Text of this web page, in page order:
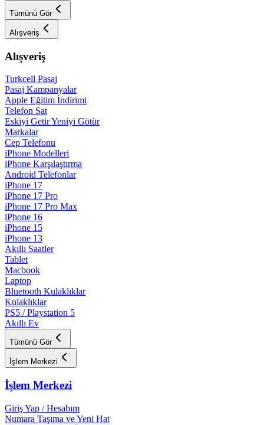
Tümünü Gör
Alışveriş
Alışveriş
Turkcell Pasaj
Pasaj Kampanyalar
Apple Eğitim İndirimi
Telefon Sat
Eskiyi Getir Yeniyi Götür
Markalar
Cep Telefonu
iPhone Modelleri
iPhone Karşılaştırma
Android Telefonlar
iPhone 17
iPhone 17 Pro
iPhone 17 Pro Max
iPhone 16
iPhone 15
iPhone 13
Akıllı Saatler
Tablet
Macbook
Laptop
Bluetooth Kulaklıklar
Kulaklıklar
PS5 / Playstation 5
Akıllı Ev
Tümünü Gör
İşlem Merkezi
İşlem Merkezi
Giriş Yap / Hesabım
Numara Taşıma ve Yeni Hat